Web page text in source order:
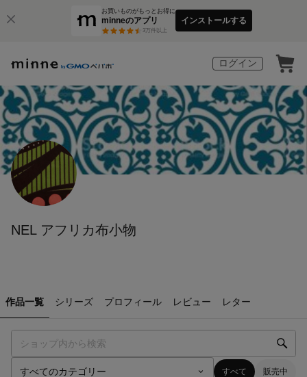
お買いものがもっとお得に
minneのアプリ
3万件以上
インストールする
ログイン
NEL アフリカ布小物
作品一覧 シリーズ プロフィール レビュー レター
すべて 販売中